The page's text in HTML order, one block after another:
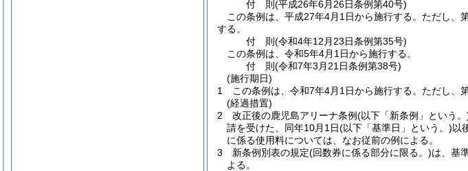
付 則(平成26年6月26日条例第40号)
この条例は、平成27年4月1日から施行する。 ただし、
する。
付 則(令和4年12月23日条例第35号)
この条例は、令和5年4月1日から施行する。
付 則(令和7年3月21日条例第38号)
(施行期日)
1
この条例は、令和7年4月1日から施行する。 ただし、
(経過措置)
2
改正後の鹿児島アリーナ条例(以下「新条例」という。
請を受けた、同年10月1日(以下「基準日」という。)以
に係る使用料については、なお従前の例による。
3
新条例別表の規定(回数券に係る部分に限る。)は、基
よる。